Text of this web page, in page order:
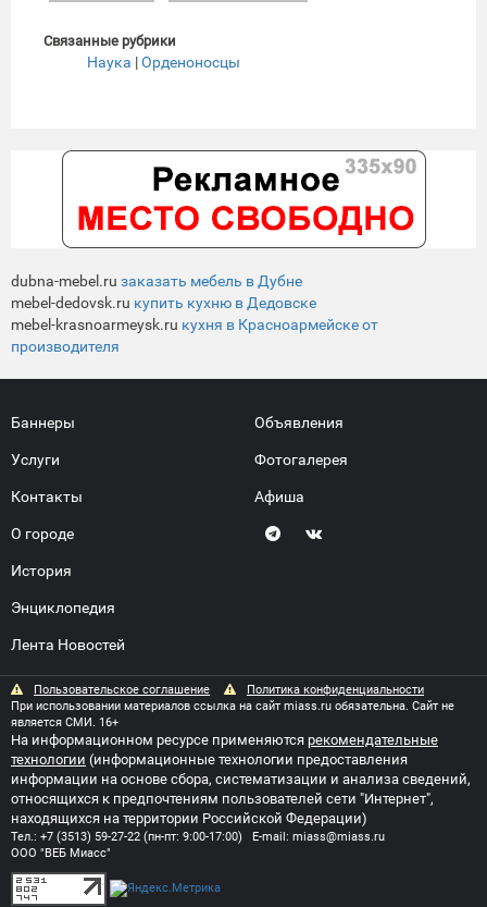
Связанные рубрики
Наука |Орденоносцы
dubna-mebel.ru заказать мебель в Дубне
mebel-dedovsk.ru купить кухню в Дедовске
mebel-krasnoarmeysk.ru кухня в Красноармейске от
производителя
Баннеры
Услуги
Контакты
О городе
История
Энциклопедия
Лента Новостей
Объявления
Фотогалерея
Афиша
Пользовательское соглашение
Политика конфиденциальности
При использовании материалов ссылка на сайт miass.ru обязательна. Сайт не
является СМИ. 16+
На информационном ресурсе применяются рекомендательные
технологии (информационные технологии предоставления
информации на основе сбора, систематизации и анализа сведений,
относящихся к предпочтениям пользователей сети "Интернет",
находящихся на территории Российской Федерации)
Тел.: +7 (3513) 59-27-22 (пн-пт: 9:00-17:00) E-mail: miass@miass.ru
ООО "ВЕБ Миасс"